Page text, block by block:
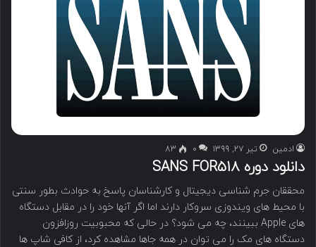
ادمین تیر ۲۷, ۱۳۹۹ ۰ 83
دانلود دوره SANS FOR518
محققان جرم شناسی دیجیتال و کارشناسان پاسخ به حوادث بطور سنتی
با محیط های ویندوزی سروکار دارند اما اگر آنها خود را در مقابل دستگاه
های Apple ببینند، چه می شود؟ در حالی که محبوبیت روزافزون
دستگاه های مک را می توان در همه جاها مشاهده کرد، از کافی شاپ ها